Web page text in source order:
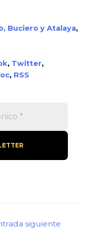
Buciero y Atalaya,
, Twitter,
, RSS
siguiente